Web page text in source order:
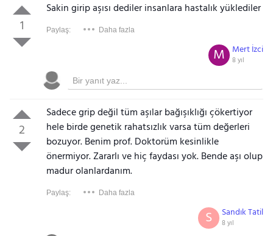
1
Sakin girip aşısı dediler insanlara hastalık yüklediler
Paylaş: Daha fazla
Mert İzci
8 yıl
M
2
Sadece grip değil tüm aşılar bağışıklığı çökertiyor
hele birde genetik rahatsızlık varsa tüm değerleri
bozuyor. Benim prof. Doktorüm kesinlikle
önermiyor. Zararlı ve hiç faydası yok. Bende aşı olup
madur olanlardanım.
Paylaş: Daha fazla
Sandık Tatil
8 yıl
S